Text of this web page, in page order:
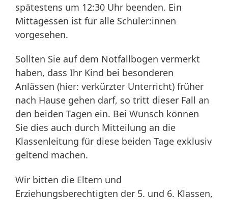
spätestens um 12:30 Uhr beenden. Ein
Mittagessen ist für alle Schüler:innen
vorgesehen.
Sollten Sie auf dem Notfallbogen vermerkt
haben, dass Ihr Kind bei besonderen
Anlässen (hier: verkürzter Unterricht) früher
nach Hause gehen darf, so tritt dieser Fall an
den beiden Tagen ein. Bei Wunsch können
Sie dies auch durch Mitteilung an die
Klassenleitung für diese beiden Tage exklusiv
geltend machen.
Wir bitten die Eltern und
Erziehungsberechtigten der 5. und 6. Klassen,